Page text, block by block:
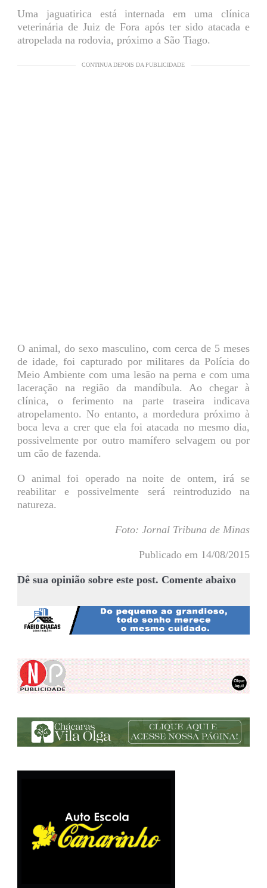
Uma jaguatirica está internada em uma clínica
veterinária de Juiz de Fora após ter sido atacada e
atropelada na rodovia, próximo a São Tiago.
CONTINUA DEPOIS DA PUBLICIDADE
O animal, do sexo masculino, com cerca de 5 meses
de idade, foi capturado por militares da Polícia do
Meio Ambiente com uma lesão na perna e com uma
laceração na região da mandíbula. Ao chegar à
clínica, o ferimento na parte traseira indicava
atropelamento. No entanto, a mordedura próximo à
boca leva a crer que ela foi atacada no mesmo dia,
possivelmente por outro mamífero selvagem ou por
um cão de fazenda.
O animal foi operado na noite de ontem, irá se
reabilitar e possivelmente será reintroduzido na
natureza.
Foto: Jornal Tribuna de Minas
Publicado em 14/08/2015
Dê sua opinião sobre este post. Comente abaixo